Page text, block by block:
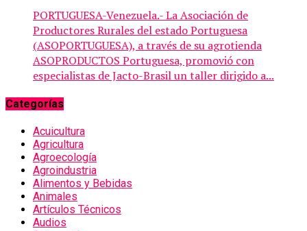
PORTUGUESA-Venezuela.- La Asociación de
Productores Rurales del estado Portuguesa
(ASOPORTUGUESA), a través de su agrotienda
ASOPRODUCTOS Portuguesa, promovió con
especialistas de Jacto-Brasil un taller dirigido a...
Categorías
Acuicultura
Agricultura
Agroecología
Agroindustria
Alimentos y Bebidas
Animales
Artículos Técnicos
Audios